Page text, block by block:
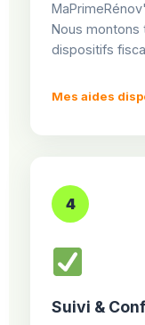
Nous
dispositifs
Mes aides
4
Suivi &